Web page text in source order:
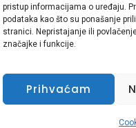
pristup informacijama o uređaju.
podataka kao što su ponašanje
stranici. Nepristajanje ili
značajke i funkcije.
Prihvaćam